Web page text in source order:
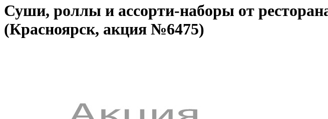
Суши, роллы и ассорти-наборы от
(Красноярск, акция №6475)